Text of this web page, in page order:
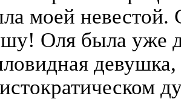
моей невестой.
Оля была уже
девушка,